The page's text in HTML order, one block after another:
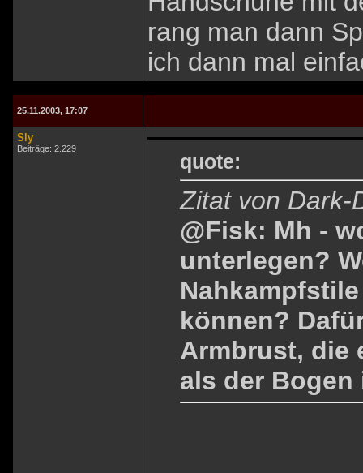
rang man dann
ich dann mal
25.11.2003, 17:07
Sly
Beiträge: 2.229
quote:
Zitat von Dark-
@Fisk: Mh -
unterlegen?
können?
Armbrust, die
als der Bogen